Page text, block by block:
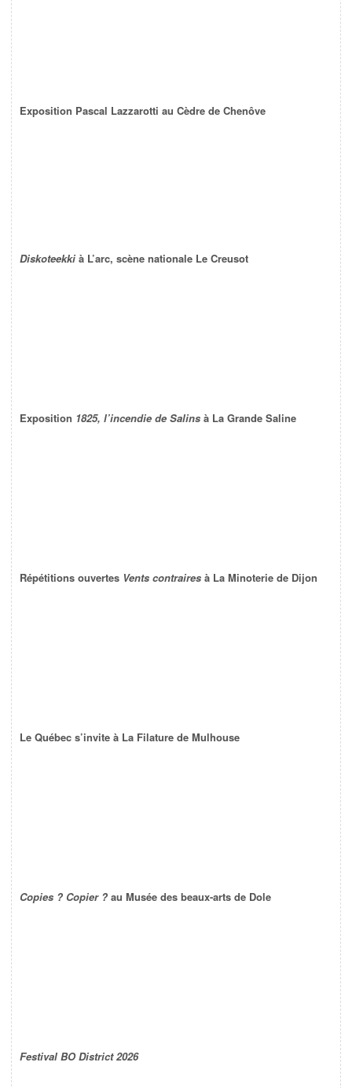
Exposition Pascal Lazzarotti au Cèdre de Chenôve
Diskoteekki à L’arc, scène nationale Le Creusot
Exposition 1825, l’incendie de Salins à La Grande Saline
Répétitions ouvertes Vents contraires à La Minoterie de Dijon
Le Québec s’invite à La Filature de Mulhouse
Copies ? Copier ? au Musée des beaux-arts de Dole
Festival BO District 2026